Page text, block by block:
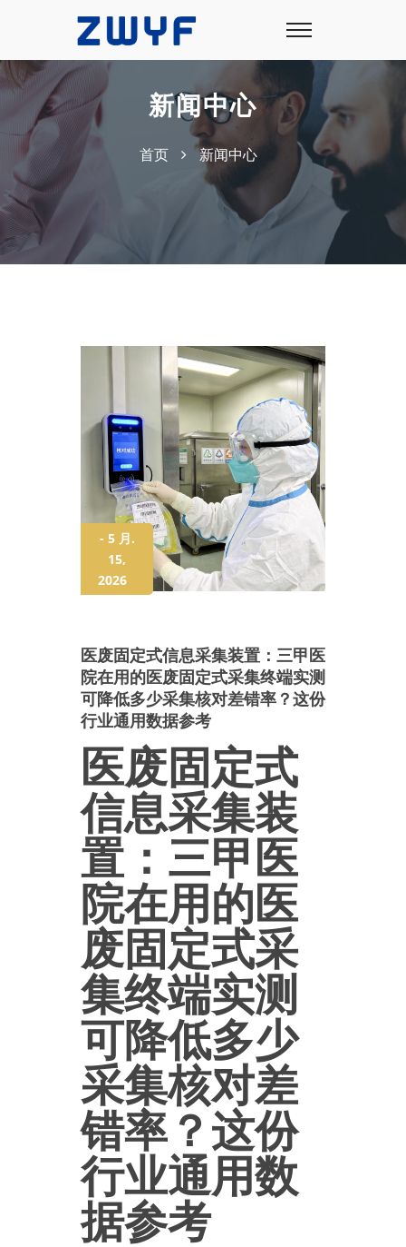
新闻中心
首页 新闻中心
- 5 月.
15,
2026
医废固定式信息采集装置：三甲医
院在用的医废固定式采集终端实测
可降低多少采集核对差错率？这份
行业通用数据参考
医废固定式
信息采集装
置：三甲医
院在用的医
废固定式采
集终端实测
可降低多少
采集核对差
错率？这份
行业通用数
据参考